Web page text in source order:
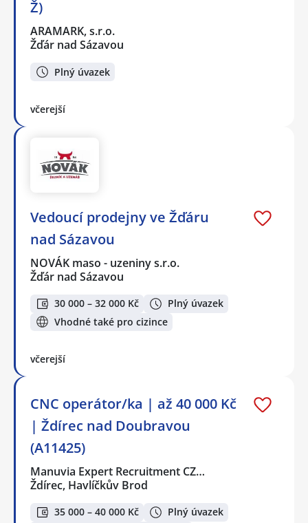
Ž)
ARAMARK, s.r.o.
Žďár nad Sázavou
Plný úvazek
včerejší
Vedoucí prodejny ve Žďáru
nad Sázavou
NOVÁK maso - uzeniny s.r.o.
Žďár nad Sázavou
30 000 – 32 000 Kč
Plný úvazek
Vhodné také pro cizince
včerejší
CNC operátor/ka | až 40 000 Kč
| Ždírec nad Doubravou
(A11425)
Manuvia Expert Recruitment CZ…
Ždírec, Havlíčkův Brod
35 000 – 40 000 Kč
Plný úvazek